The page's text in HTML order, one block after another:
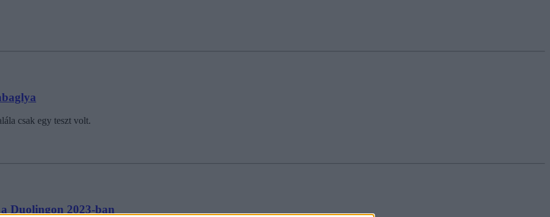
csak egy teszt volt.
Duolingon 2023-ban